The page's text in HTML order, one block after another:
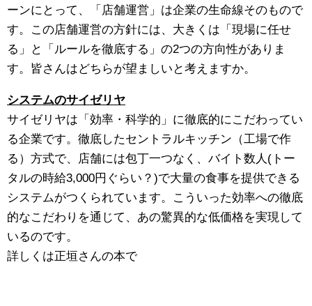
ーンにとって、「店舗運営」は企業の生命線そのもので
す。この店舗運営の方針には、大きくは「現場に任せ
る」と「ルールを徹底する」の2つの方向性がありま
す。皆さんはどちらが望ましいと考えますか。
システムのサイゼリヤ
サイゼリヤは「効率・科学的」に徹底的にこだわってい
る企業です。徹底したセントラルキッチン（工場で作
る）方式で、店舗には包丁一つなく、バイト数人(トー
タルの時給3,000円ぐらい？)で大量の食事を提供できる
システムがつくられています。こういった効率への徹底
的なこだわりを通じて、あの驚異的な低価格を実現して
いるのです。
詳しくは正垣さんの本で